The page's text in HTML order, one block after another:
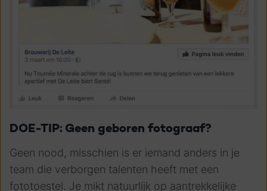
DOE-TIP: Geen geboren fotograaf?
Geen nood, misschien is er iemand anders in je
team die verborgen talenten heeft met een
fototoestel. Je mikt natuurlijk op aantrekkelijke